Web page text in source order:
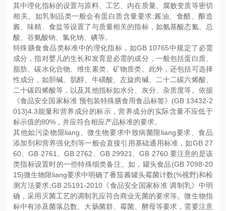
其中理化指标的设置与原料、工艺、内在质量、腐败变质等密切
相关。如乳制品类一般会有蛋白质含量要求;酱油、食醋、酿造
酱、味精、食盐等设置了与质量相关的指标，如氨基酸态氮、总
酸、谷氨酸钠、氯化钠、碘等。
特殊膳食食品类标准中的理化指标，如GB 10765中规定了必需
成分，指对婴儿的生长和发育是必需的成分，一般包括蛋白质、
脂肪、碳水化合物、维生素类、矿物质类。此外，还包括可选择
性成分，如胆碱、肌醇、牛磺酸、左旋肉碱、二十二碳六烯酸、
二十碳四烯酸等，以及其他指标如水分、灰分、杂质度等。依据
《食品安全国家标准 预包装特殊膳食用食品标签》(GB 13432-2
013)4.3能量和营养成分的标示，营养成分的实际含量不应低于
标示值的80%，并应符合相应产品标准的要求。
其他如污染物限liang、微生物要求中致病菌限liang要求、食品
添加剂和营养强化剂等一般会直接引用基础通用标准，如GB 27
60、GB 2761、GB 2762、GB 29921、GB 2760.要注意的是该
类指标设置时的一些特殊细类备注。如，罐头食品(GB 7098-20
15)微生物限liang要求中明确了番茄酱罐头霉菌计数(%视野)和检
测方法要求;GB 25191-2010《食品安全国家标准 调制乳》中明
确，采用灭菌工艺的调制乳应符合商业无菌的要求等。微生物指
标中有涉及菌落总数、大肠菌群、霉菌、酵母等要求，需要注意